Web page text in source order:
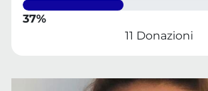
37%
11 Donazioni